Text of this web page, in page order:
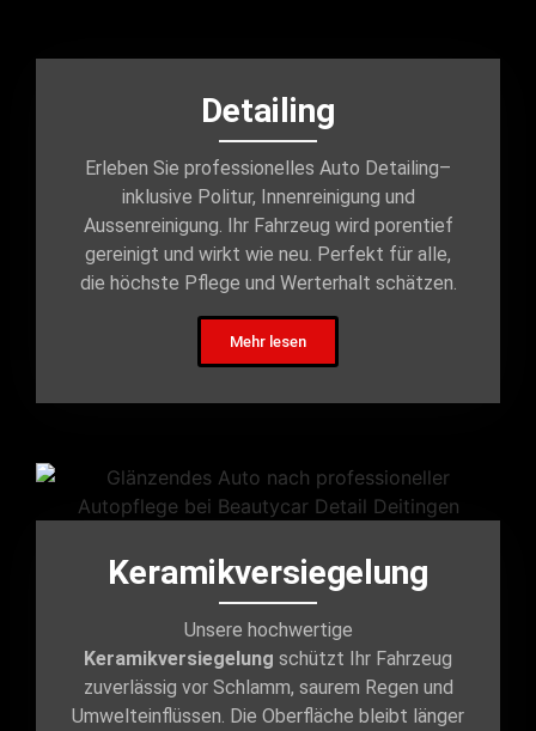
Detailing
Erleben Sie professionelles Auto Detailing–
inklusive Politur, Innenreinigung und
Aussenreinigung. Ihr Fahrzeug wird porentief
gereinigt und wirkt wie neu. Perfekt für alle,
die höchste Pflege und Werterhalt schätzen.
Mehr lesen
Keramikversiegelung
Unsere hochwertige
Keramikversiegelung schützt Ihr Fahrzeug
zuverlässig vor Schlamm, saurem Regen und
Umwelteinflüssen. Die Oberfläche bleibt länger